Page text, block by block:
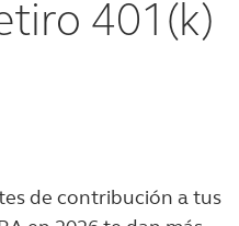
401(k)
de contribución a tus